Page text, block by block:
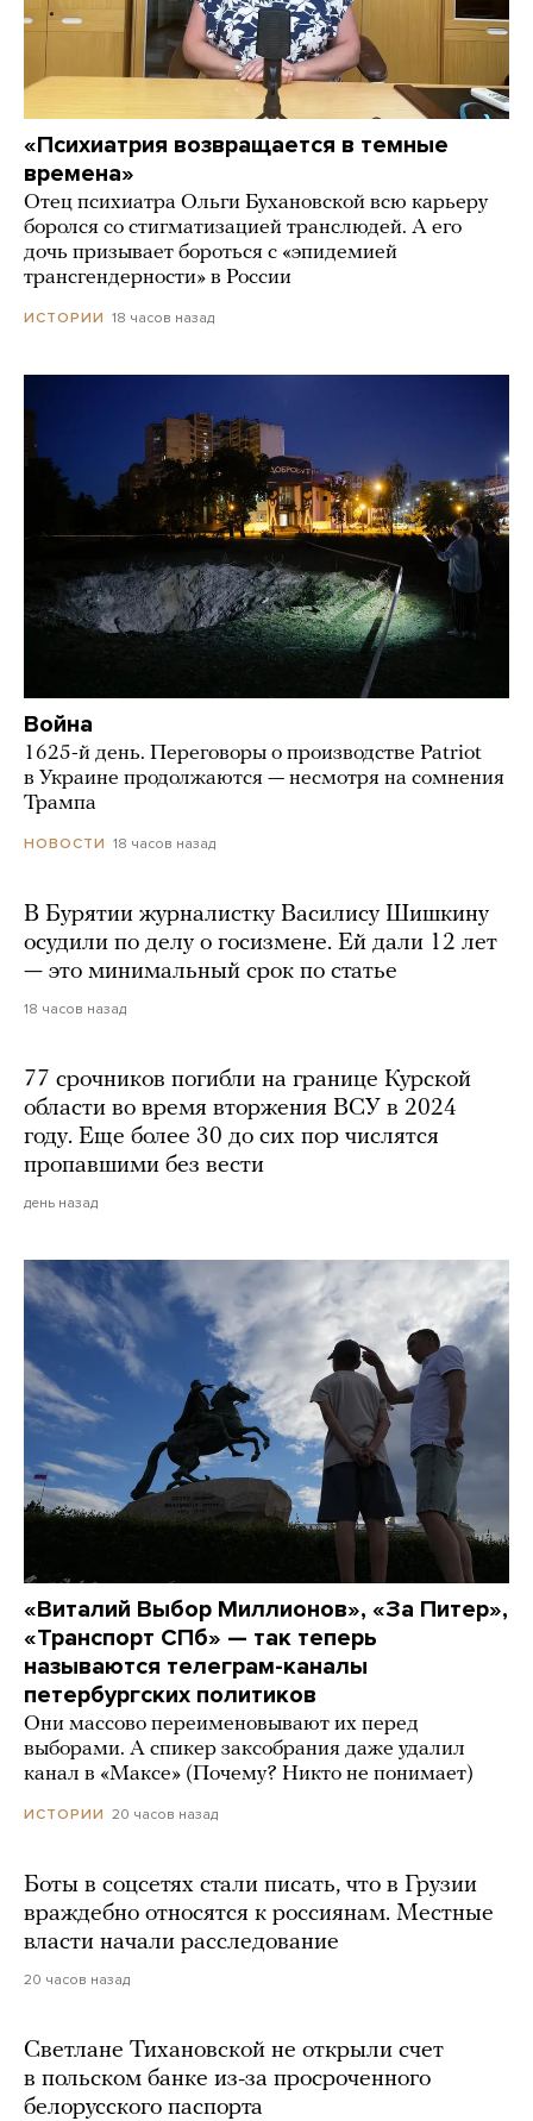
«Психиатрия возвращается в темные
времена»
Отец психиатра Ольги Бухановской всю карьеру
боролся со стигматизацией транслюдей. А его
дочь призывает бороться с «эпидемией
трансгендерности» в России
ИСТОРИИ 18 часов назад
Война
1625-й день. Переговоры о производстве Patriot
в Украине продолжаются — несмотря на сомнения
Трампа
НОВОСТИ 18 часов назад
В Бурятии журналистку Василису Шишкину
осудили по делу о госизмене. Ей дали 12 лет
— это минимальный срок по статье
18 часов назад
77 срочников погибли на границе Курской
области во время вторжения ВСУ в 2024
году. Еще более 30 до сих пор числятся
пропавшими без вести
день назад
«Виталий Выбор Миллионов», «За Питер»,
«Транспорт СПб» — так теперь
называются телеграм-каналы
петербургских политиков
Они массово переименовывают их перед
выборами. А спикер заксобрания даже удалил
канал в «Максе» (Почему? Никто не понимает)
ИСТОРИИ 20 часов назад
Боты в соцсетях стали писать, что в Грузии
враждебно относятся к россиянам. Местные
власти начали расследование
20 часов назад
Светлане Тихановской не открыли счет
в польском банке из-за просроченного
белорусского паспорта